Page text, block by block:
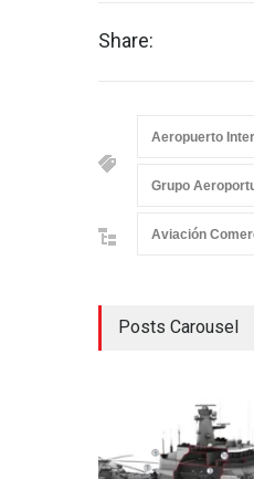
Share:
Aeropuerto
Grupo
Aviación
Posts Carousel